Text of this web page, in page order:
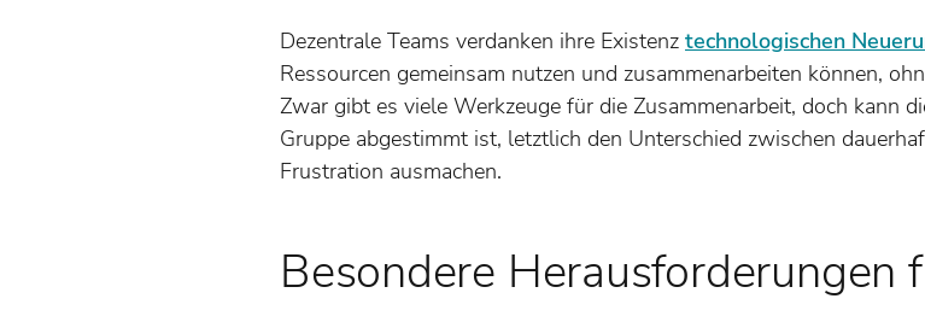
Dezentrale Teams verdanken ihre Existenz technologischen
Ressourcen gemeinsam nutzen und zusammenarbeiten können,
Zwar gibt es viele Werkzeuge für die Zusammenarbeit, doch kann
Gruppe abgestimmt ist, letztlich den Unterschied zwischen
Frustration ausmachen.
Besondere Herausforderungen